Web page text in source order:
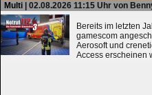
Multi | 02.08.2026 11:15 Uhr von
Bereits im letzten
gamescom
Aerosoft und
Access erscheinen